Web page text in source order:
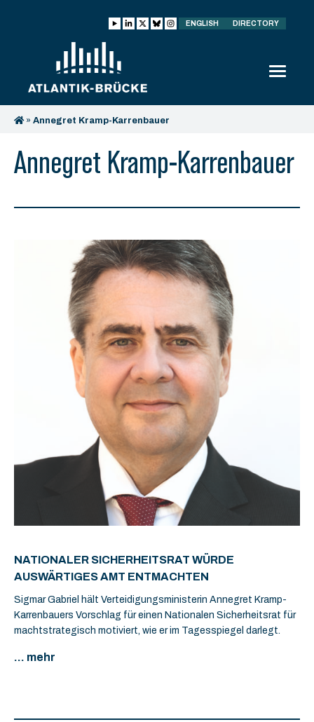
ENGLISH DIRECTORY
» Annegret Kramp-Karrenbauer
Annegret Kramp-Karrenbauer
NATIONALER SICHERHEITSRAT WÜRDE
AUSWÄRTIGES AMT ENTMACHTEN
Sigmar Gabriel hält Verteidigungsministerin Annegret Kramp-
Karrenbauers Vorschlag für einen Nationalen Sicherheitsrat für
machtstrategisch motiviert, wie er im Tagesspiegel darlegt.
... mehr